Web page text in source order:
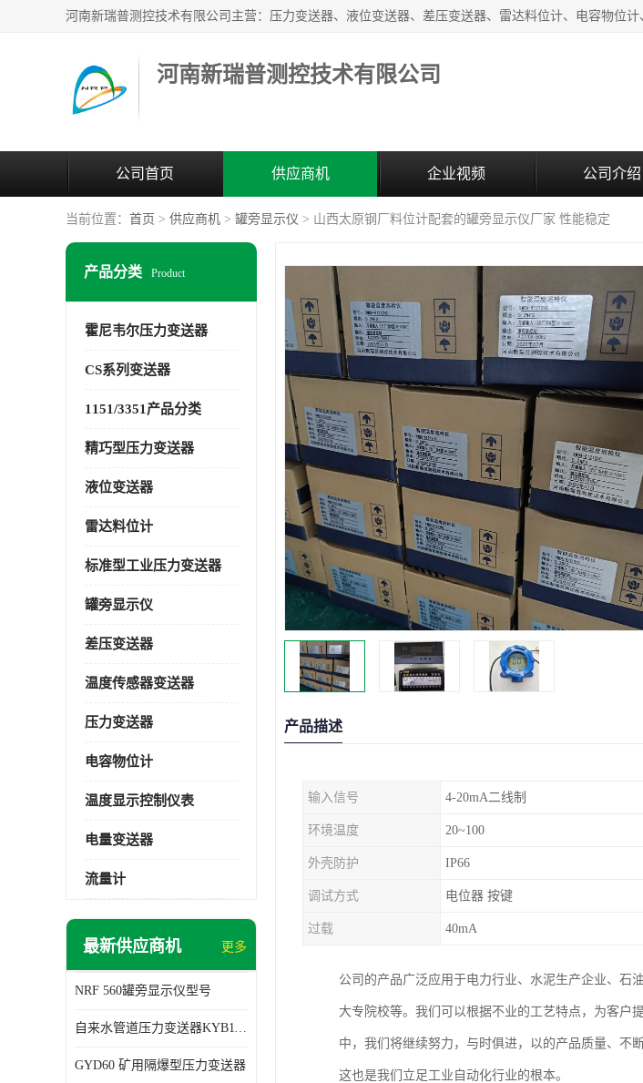
河南新瑞普测控技术有限公司
公司首页 供应商机 企业视频 公司介绍
当前位置： 首页 > 供应商机 > 罐旁显示仪 > 山西太原钢厂料位计配套的罐旁显示仪厂家 性能稳定
产品分类 Product
霍尼韦尔压力变送器
CS系列变送器
1151/3351产品分类
精巧型压力变送器
液位变送器
雷达料位计
标准型工业压力变送器
罐旁显示仪
差压变送器
温度传感器变送器
压力变送器
电容物位计
温度显示控制仪表
电量变送器
流量计
最新供应商机 更多
NRF 560罐旁显示仪型号
自来水管道压力变送器KYB11G03M2型号 使用方便
GYD60 矿用隔爆型压力变送器
产品描述
输入信号 4-20mA二线制
环境温度 20~100
外壳防护 IP66
调试方式 电位器 按键
过载 40mA
公司的产品广泛应用于电力行业、水泥生产企业、石
大专院校等。我们可以根据不业的工艺特点，为客户
中，我们将继续努力，与时俱进，以的产品质量、不
这也是我们立足工业自动化行业的根本。